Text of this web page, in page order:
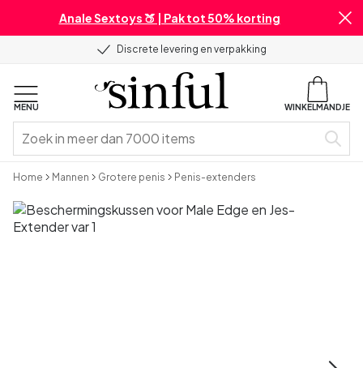
Anale Sextoys 🍑 | Pak tot 50% korting
Discrete levering en verpakking
MENU WINKELMANDJE
Home Mannen Grotere penis Penis-extenders